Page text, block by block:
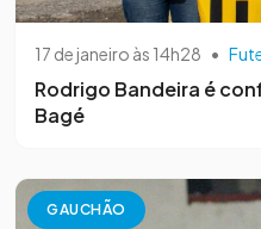
17 de janeiro às 14h28 •
Rodrigo Bandeira é
Bagé
GAUCHÃO